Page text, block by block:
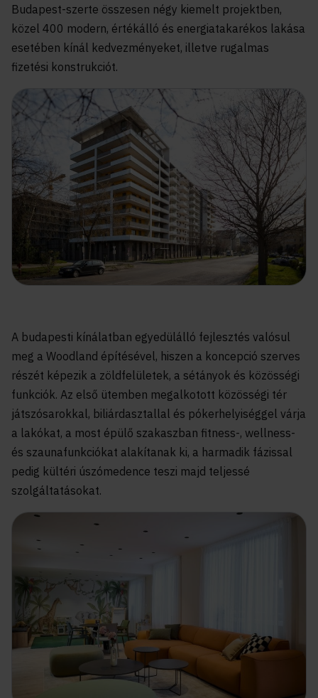
Budapest-szerte összesen négy kiemelt projektben,
közel 400 modern, értékálló és energiatakarékos lakása
esetében kínál kedvezményeket, illetve rugalmas
fizetési konstrukciót.
A budapesti kínálatban egyedülálló fejlesztés valósul
meg a Woodland építésével, hiszen a koncepció szerves
részét képezik a zöldfelületek, a sétányok és közösségi
funkciók. Az első ütemben megalkotott közösségi tér
játszósarokkal, biliárdasztallal és pókerhelyiséggel várja
a lakókat, a most épülő szakaszban fitness-, wellness-
és szaunafunkciókat alakítanak ki, a harmadik fázissal
pedig kültéri úszómedence teszi majd teljessé
szolgáltatásokat.